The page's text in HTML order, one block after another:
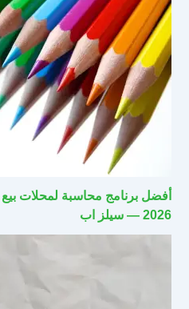
أفضل برنامج محاسبة لمحلات
2026 — سيلز اب